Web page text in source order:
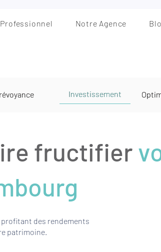
Professionnel Notre Agence
fructifier
profitant des rendements
patrimoine.
Investissement